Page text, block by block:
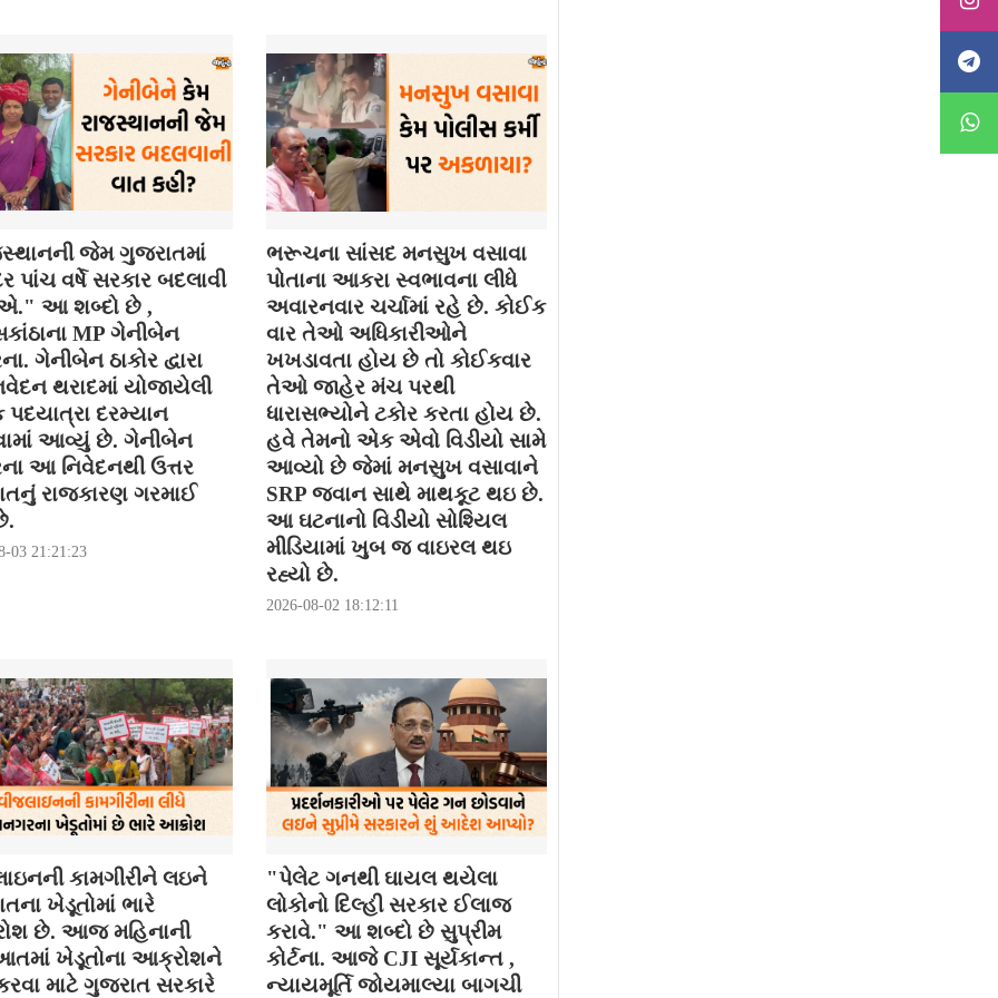
જેમ ગુજરાતમાં
પાંચ વર્ષે સરકાર બદલાવી
આ શબ્દો છે ,
MP ગેનીબેન
ગેનીબેન ઠાકોર દ્વારા
થરાદમાં યોજાયેલી
પદયાત્રા દરમ્યાન
આવ્યું છે. ગેનીબેન
આ નિવેદનથી ઉત્તર
રાજકારણ ગરમાઈ
03 21:21:23
ભરૂચના સાંસદ મનસુખ વસાવા
પોતાના આકરા સ્વભાવના લીધે
અવારનવાર ચર્ચામાં રહે છે. કોઈક
વાર તેઓ અધિકારીઓને
ખખડાવતા હોય છે તો કોઈકવાર
તેઓ જાહેર મંચ પરથી
ધારાસભ્યોને ટકોર કરતા હોય છે.
હવે તેમનો એક એવો વિડીયો સામે
આવ્યો છે જેમાં મનસુખ વસાવાને
SRP જવાન સાથે માથકૂટ થઇ છે.
આ ઘટનાનો વિડીયો સોશ્યિલ
મીડિયામાં ખુબ જ વાઇરલ થઇ
રહ્યો છે.
2026-08-02 18:12:11
કામગીરીને લઇને
ખેડૂતોમાં ભારે
છે. આજ મહિનાની
ખેડૂતોના આક્રોશને
માટે ગુજરાત સરકારે
"પેલેટ ગનથી ઘાયલ થયેલા
લોકોનો દિલ્હી સરકાર ઈલાજ
કરાવે." આ શબ્દો છે સુપ્રીમ
કોર્ટના. આજે CJI સૂર્યકાન્ત ,
ન્યાયમૂર્તિ જોયમાલ્યા બાગચી